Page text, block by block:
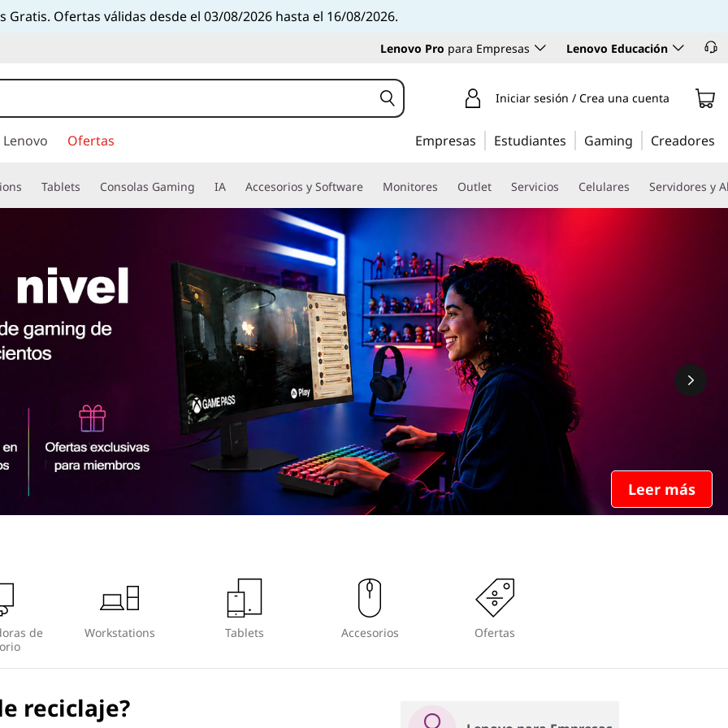
Gratis. Ofertas válidas desde el 03/08/2026 hasta el 16/08/2026.
Lenovo Pro para Empresas Lenovo Educación
Iniciar sesión / Crea una cuenta
Ofertas Empresas Estudiantes Gaming Creadores
Tablets Consolas Gaming IA Accesorios y Software Monitores Outlet Servicios Celulares Servidores y
Leer más
de
Workstations Tablets Accesorios Ofertas
reciclaje?